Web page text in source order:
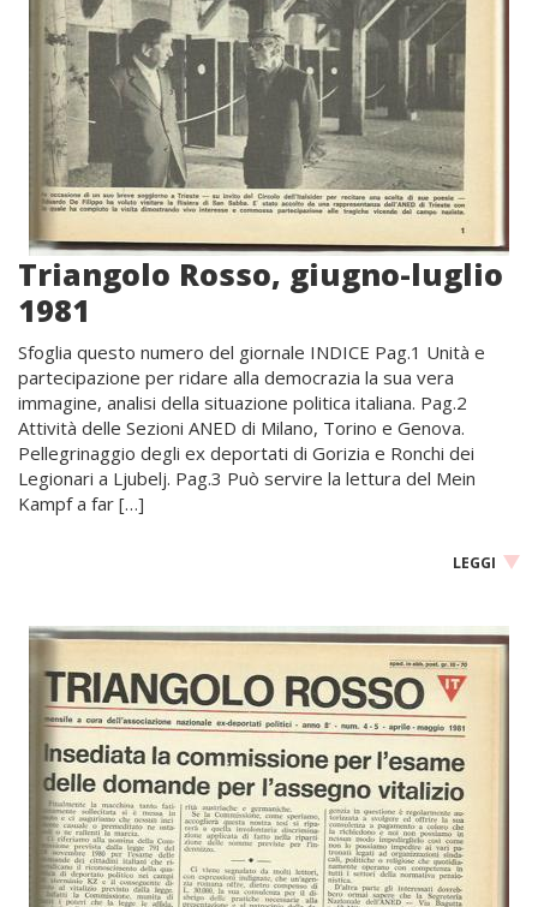
Triangolo Rosso, giugno-luglio
1981
Sfoglia questo numero del giornale INDICE Pag.1 Unità e
partecipazione per ridare alla democrazia la sua vera
immagine, analisi della situazione politica italiana. Pag.2
Attività delle Sezioni ANED di Milano, Torino e Genova.
Pellegrinaggio degli ex deportati di Gorizia e Ronchi dei
Legionari a Ljubelj. Pag.3 Può servire la lettura del Mein
Kampf a far […]
LEGGI